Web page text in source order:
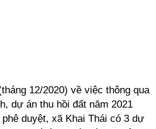
12/2020) về việc thông qua
dự án thu hồi đất năm 2021
duyệt, xã Khai Thái có 3 dự